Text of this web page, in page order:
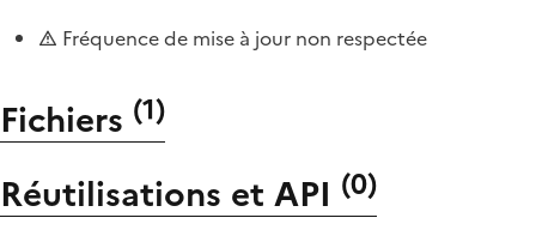
Fréquence de mise à jour non respectée
Fichiers (1)
Réutilisations et API (0)